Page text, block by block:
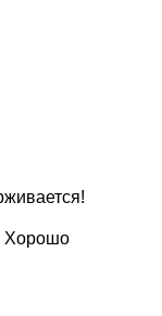
Хорошо